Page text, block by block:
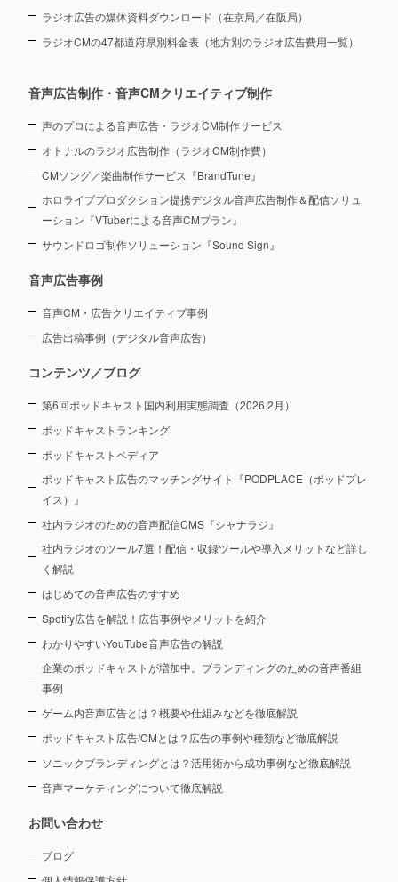
ラジオ広告の媒体資料ダウンロード（在京局／在阪局）
ラジオCMの47都道府県別料金表（地方別のラジオ広告費用一覧）
音声広告制作・音声CMクリエイティブ制作
声のプロによる音声広告・ラジオCM制作サービス
オトナルのラジオ広告制作（ラジオCM制作費）
CMソング／楽曲制作サービス『BrandTune』
ホロライブプロダクション提携デジタル音声広告制作＆配信ソリュ
ーション 『VTuberによる音声CMプラン』
サウンドロゴ制作ソリューション『Sound Sign』
音声広告事例
音声CM・広告クリエイティブ事例
広告出稿事例（デジタル音声広告）
コンテンツ／ブログ
第6回ポッドキャスト国内利用実態調査（2026.2月）
ポッドキャストランキング
ポッドキャストペディア
ポッドキャスト広告のマッチングサイト『PODPLACE（ポッドプレ
イス）』
社内ラジオのための音声配信CMS『シャナラジ』
社内ラジオのツール7選！配信・収録ツールや導入メリットなど詳し
く解説
はじめての音声広告のすすめ
Spotify広告を解説！広告事例やメリットを紹介
わかりやすいYouTube音声広告の解説
企業のポッドキャストが増加中。ブランディングのための音声番組
事例
ゲーム内音声広告とは？概要や仕組みなどを徹底解説
ポッドキャスト広告/CMとは？広告の事例や種類など徹底解説
ソニックブランディングとは？活用術から成功事例など徹底解説
音声マーケティングについて徹底解説
お問い合わせ
ブログ